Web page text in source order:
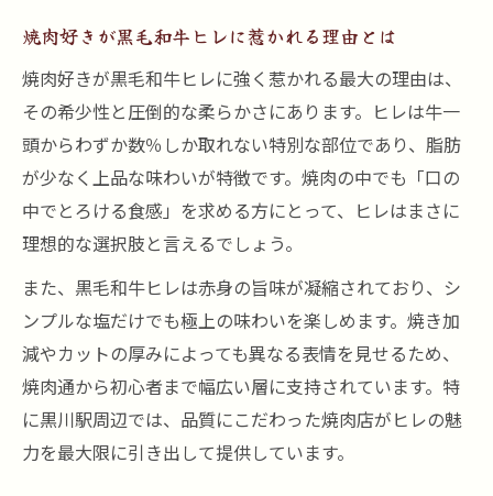
黒川駅で叶う究極の焼肉贅沢体験とは
焼肉ならではの黒毛和牛ヒレの美味しさ解
説
焼肉でしか味わえない極上ヒレ肉の食感
焼肉好きにおすすめのヒレ肉の楽しみ方
質にこだわるなら黒川駅周辺で焼肉がおすすめ
焼肉通が黒川駅を選ぶ理由とその魅力
黒川駅の焼肉店で質を見極めるコツ
焼肉で黒毛和牛ヒレを楽しみたい方必見
焼肉の質にこだわる人が注目するポイント
黒毛和牛ヒレ焼肉の上手な選び方について
黒毛和牛ヒレ肉の美味しさを引き出す焼肉術
焼肉好きが黒毛和牛ヒレに惹かれる理由とは
焼肉好きが黒毛和牛ヒレに強く惹かれる最大の理由は、
その希少性と圧倒的な柔らかさにあります。ヒレは牛一
頭からわずか数％しか取れない特別な部位であり、脂肪
が少なく上品な味わいが特徴です。焼肉の中でも「口の
中でとろける食感」を求める方にとって、ヒレはまさに
理想的な選択肢と言えるでしょう。
また、黒毛和牛ヒレは赤身の旨味が凝縮されており、シ
ンプルな塩だけでも極上の味わいを楽しめます。焼き加
減やカットの厚みによっても異なる表情を見せるため、
焼肉通から初心者まで幅広い層に支持されています。特
に黒川駅周辺では、品質にこだわった焼肉店がヒレの魅
力を最大限に引き出して提供しています。